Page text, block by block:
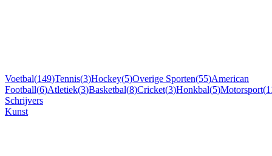
Voetbal(149)Tennis(3)Hockey(5)Overige Sporten(55)American
Football(6)Atletiek(3)Basketbal(8)Cricket(3)Honkbal(5)Motorsport(
Schrijvers
Kunst